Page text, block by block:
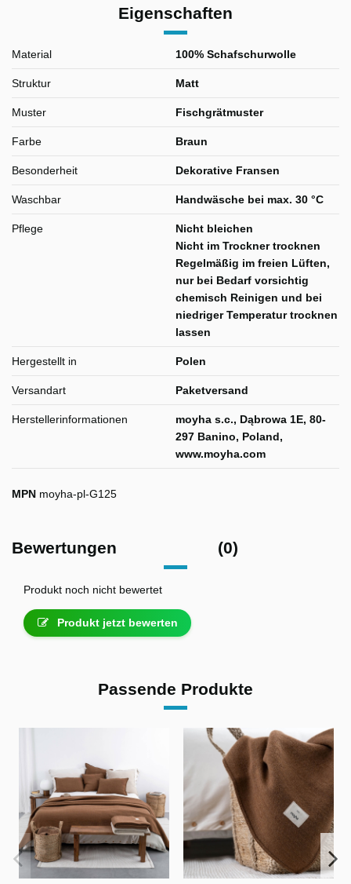
Eigenschaften
Material 100% Schafschurwolle
Struktur Matt
Muster Fischgrätmuster
Farbe Braun
Besonderheit Dekorative Fransen
Waschbar Handwäsche bei max. 30 °C
Pflege
Nicht bleichen
Nicht im Trockner trocknen
Regelmäßig im freien Lüften,
nur bei Bedarf vorsichtig
chemisch Reinigen und bei
niedriger Temperatur trocknen
lassen
Hergestellt in Polen
Versandart Paketversand
Herstellerinformationen
moyha s.c., Dąbrowa 1E, 80-
297 Banino, Poland,
www.moyha.com
MPN moyha-pl-G125
Bewertungen (0)
Produkt noch nicht bewertet
Produkt jetzt bewerten
Passende Produkte